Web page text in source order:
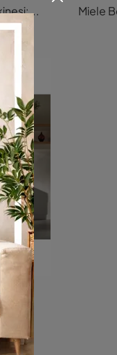
Miele Ev Aletleri ve Bulaşık Makinesi: Mutfak ve mekânlarınızı Miele G 5633 SC Front Active modeliyle tamamlayın.
SC
Miele elektrikli ev aletleriyle iç mekanlarınızı tamamlamak ister misiniz? İşte Miele bulaşık makinesi modelleri arasından Lavastovig